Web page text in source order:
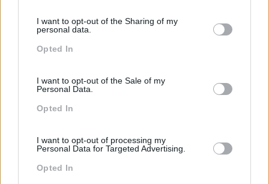
not limited to your visit or usage behaviour. You may click to
grant or deny consent to Google and its third-party tags to
use your data for below specified purposes in below Google
I want to opt-out of the Sharing of my
personal data.
Opted In
I want to opt-out of the Sale of my
Personal Data.
Opted In
I want to opt-out of processing my
Personal Data for Targeted Advertising.
Opted In
• As diferentes técnicas de prompt
• Técnicas de prompt específicas para agentes
• Propriedades específicas de um agente de IA
• Componentes-chave: Memória, Contexto, Instruções,
Acionamento e conectividade
• Limites e considerações éticas
Exemplos de trabalhos práticos